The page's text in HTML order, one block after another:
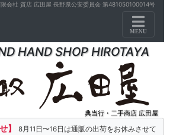
会社 質店 広田屋 長野県公安委員会 第481050100014号
Toggle
MENU
HAND SHOP HIROTAYA
典当行・二手商店 広田屋
】
8月11日〜16日は通販の出荷をお休みさせて